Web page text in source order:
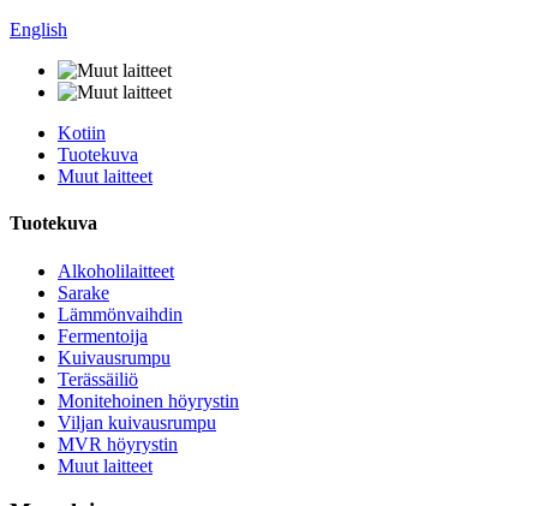
English
Kotiin
Tuotekuva
Muut laitteet
Tuotekuva
Alkoholilaitteet
Sarake
Lämmönvaihdin
Fermentoija
Kuivausrumpu
Terässäiliö
Monitehoinen höyrystin
Viljan kuivausrumpu
MVR höyrystin
Muut laitteet